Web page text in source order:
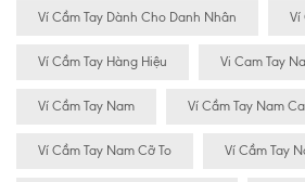
Ví Cầm Tay Dành Cho Danh Nhân Ví
Ví Cầm Tay Hàng Hiệu Vi Cam Tay
Ví Cầm Tay Nam Ví Cầm Tay Nam
Ví Cầm Tay Nam Cỡ To Ví Cầm Tay